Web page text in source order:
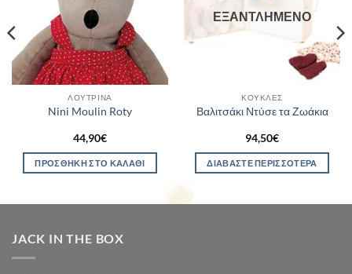
ΛΟΎΤΡΙΝΑ
Nini Moulin Roty
44,90€
ΠΡΟΣΘΉΚΗ ΣΤΟ ΚΑΛΆΘΙ
ΕΞΑΝΤΛΗΜΈΝΟ
ΚΟΎΚΛΕΣ
Βαλιτσάκι Ντύσε τα Ζωάκια
94,50€
ΔΙΑΒΆΣΤΕ ΠΕΡΙΣΣΌΤΕΡΑ
JACK IN THE BOX